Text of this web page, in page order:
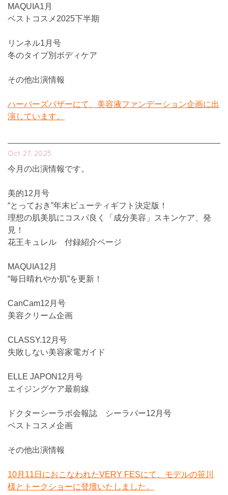
MAQUIA1月
ベストコスメ2025下半期
リンネル1月号
冬のタイプ別ボディケア
その他出演情報
ハーパーズバザーにて、美容液ファンデーション企画に出
演しています。
Oct 27, 2025
今月の出演情報です。
美的12月号
“とっておき”年末ビューティギフト決定版！
理想の肌美肌にコスパ良く「成分美容」スキンケア、発
見！
花王キュレル 付録紹介ページ
MAQUIA12月
“毎日晴れやか肌”を更新！
CanCam12月号
美容クリーム企画
CLASSY.12月号
失敗しない美容家電ガイド
ELLE JAPON12月号
エイジングケア最前線
ドクターシーラボ会報誌 シーラバー12月号
ベストコスメ企画
その他出演情報
10月11日におこなわれたVERY FESにて、モデルの笹川
様とトークショーに登壇いたしました。